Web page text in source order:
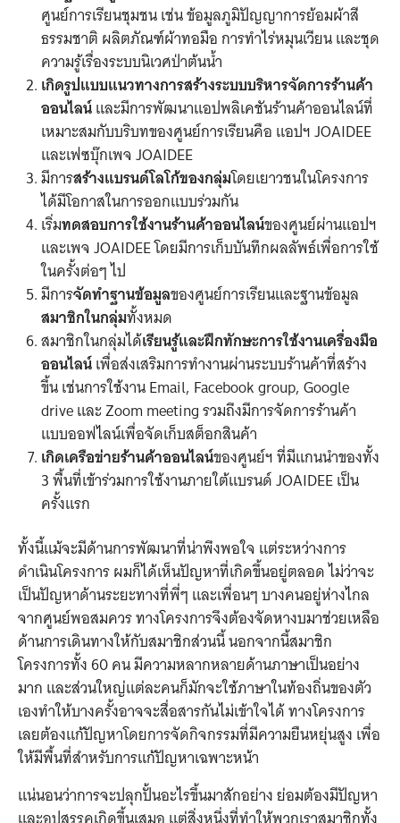
ศูนย์การเรียนชุมชน เช่น ข้อมูลภูมิปัญญาการย้อมผ้าสี
ธรรมชาติ ผลิตภัณฑ์ผ้าทอมือ การทำไร่หมุนเวียน และชุด
ความรู้เรื่องระบบนิเวศป่าต้นน้ำ
เกิดรูปแบบแนวทางการสร้างระบบบริหารจัดการร้านค้า
ออนไลน์และมีการพัฒนาแอปพลิเคชันร้านค้าออนไลน์ที่
เหมาะสมกับบริบทของศูนย์การเรียนคือ แอปฯ JOAIDEE
และเฟซบุ๊กเพจ JOAIDEE
มีการสร้างแบรนด์โลโก้ของกลุ่มโดยเยาวชนในโครงการ
ได้มีโอกาสในการออกแบบร่วมกัน
เริ่มทดสอบการใช้งานร้านค้าออนไลน์ของศูนย์ผ่านแอปฯ
และเพจ JOAIDEE โดยมีการเก็บบันทึกผลลัพธ์เพื่อการใช้
ในครั้งต่อๆ ไป
มีการจัดทำฐานข้อมูลของศูนย์การเรียนและฐานข้อมูล
สมาชิกในกลุ่มทั้งหมด
สมาชิกในกลุ่มได้เรียนรู้และฝึกทักษะการใช้งานเครื่องมือ
ออนไลน์เพื่อส่งเสริมการทำงานผ่านระบบร้านค้าที่สร้าง
ขึ้น เช่นการใช้งาน Email, Facebook group, Google
drive และ Zoom meeting รวมถึงมีการจัดการร้านค้า
แบบออฟไลน์เพื่อจัดเก็บสต็อกสินค้า
เกิดเครือข่ายร้านค้าออนไลน์ของศูนย์ฯ ที่มีแกนนำของทั้ง
3 พื้นที่เข้าร่วมการใช้งานภายใต้แบรนด์ JOAIDEE เป็น
ครั้งแรก
ทั้งนี้แม้จะมีด้านการพัฒนาที่น่าพึงพอใจ แต่ระหว่างการ
ดำเนินโครงการ ผมก็ได้เห็นปัญหาที่เกิดขึ้นอยู่ตลอด ไม่ว่าจะ
เป็นปัญหาด้านระยะทางที่พี่ๆ และเพื่อนๆ บางคนอยู่ห่างไกล
จากศูนย์พอสมควร ทางโครงการจึงต้องจัดหางบมาช่วยเหลือ
ด้านการเดินทางให้กับสมาชิกส่วนนี้ นอกจากนี้สมาชิก
โครงการทั้ง 60 คน มีความหลากหลายด้านภาษาเป็นอย่าง
มาก และส่วนใหญ่แต่ละคนก็มักจะใช้ภาษาในท้องถิ่นของตัว
เองทำให้บางครั้งอาจจะสื่อสารกันไม่เข้าใจได้ ทางโครงการ
เลยต้องแก้ปัญหาโดยการจัดกิจกรรมที่มีความยืนหยุ่นสูง เพื่อ
ให้มีพื้นที่สำหรับการแก้ปัญหาเฉพาะหน้า
แน่นอนว่าการจะปลุกปั้นอะไรขึ้นมาสักอย่าง ย่อมต้องมีปัญหา